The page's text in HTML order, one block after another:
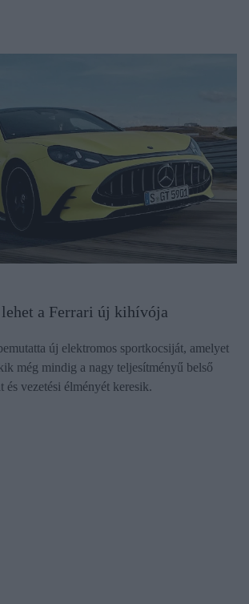
lehet a Ferrari új kihívója
új elektromos sportkocsiját, amelyet
még mindig a nagy teljesítményű belső
és vezetési élményét keresik.